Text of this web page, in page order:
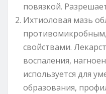
повязкой.
Ихтиоловая мазь
свойствами.
воспаления,
используется для
образования,